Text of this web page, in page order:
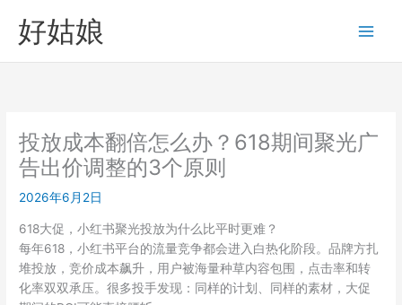
好姑娘
投放成本翻倍怎么办？618期间聚光广
告出价调整的3个原则
2026年6月2日
618大促，小红书聚光投放为什么比平时更难？
每年618，小红书平台的流量竞争都会进入白热化阶段。品牌方扎
堆投放，竞价成本飙升，用户被海量种草内容包围，点击率和转
化率双双承压。很多投手发现：同样的计划、同样的素材，大促